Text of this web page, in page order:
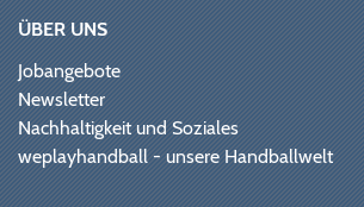
ÜBER UNS
Jobangebote
Newsletter
Nachhaltigkeit und Soziales
weplayhandball - unsere Handballwelt